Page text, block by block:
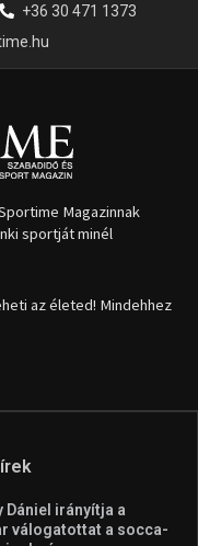
+36 30 471 1373
Magazinnak
sportját minél
az életed! Mindehhez
Dániel irányítja a
válogatottat a socca-